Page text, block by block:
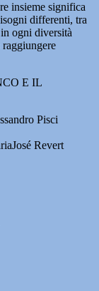
insieme significa
differenti, tra
ogni diversità
raggiungere
E IL
Pisci
Revert